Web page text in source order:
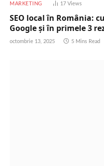
MARKETING 17 Views
SEO local în România:
Google și în primele 3
octombrie 13, 2025 5 Mins Read